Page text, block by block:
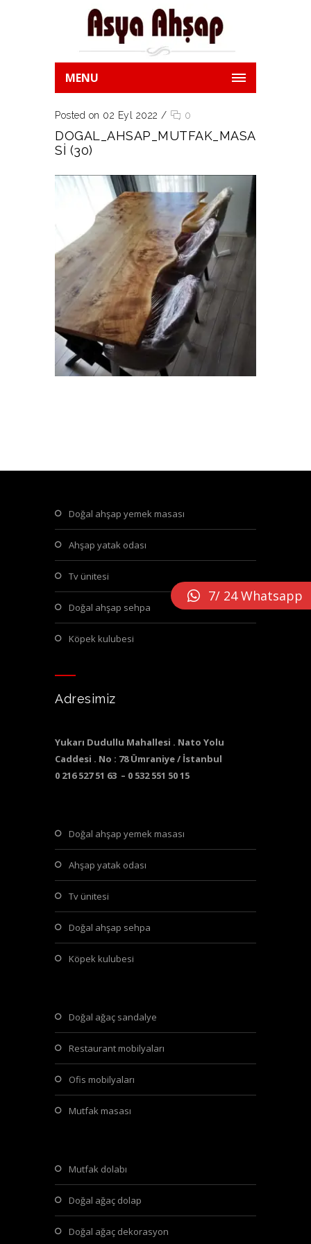
MENU
Posted on 02 Eyl 2022 / 0
DOGAL_AHSAP_MUTFAK_MASA
SI (30)
doğal ahşap yemek masası
ahşap yatak odası
tv ünitesi
doğal ahşap sehpa
köpek kulubesi
Adresimiz
Yukarı Dudullu Mahallesi . Nato Yolu
Caddesi . No : 78 Ümraniye / İstanbul
0 216 527 51 63 – 0 532 551 50 15
doğal ahşap yemek masası
ahşap yatak odası
tv ünitesi
doğal ahşap sehpa
köpek kulubesi
doğal ağaç sandalye
restaurant mobilyaları
ofis mobilyaları
mutfak masası
mutfak dolabı
doğal ağaç dolap
doğal ağaç dekorasyon
7/ 24 Whatsapp